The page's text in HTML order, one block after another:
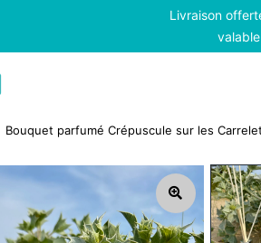
Livraison
Bouquet parfumé Crépuscule sur les